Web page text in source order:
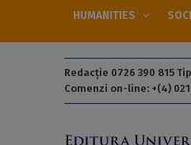
HUMANITIES
Redacție 0726 390 815
Comenzi on-line: +(4) 021